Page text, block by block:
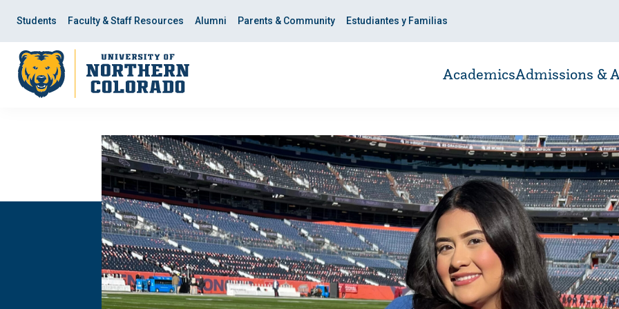
site
navigation
content
Students Faculty & Staff Resources Alumni Parents & Community Estudiantes y Familias
AcademicsAdmissions &